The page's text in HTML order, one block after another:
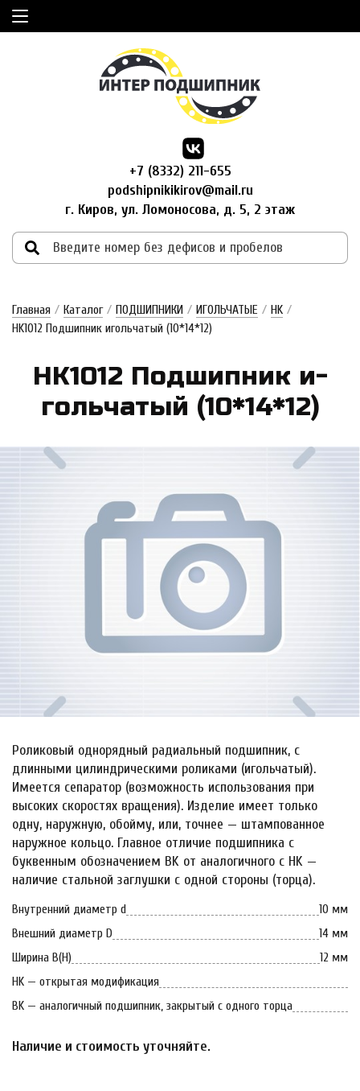
+7 (8332) 211-655
podshipnikikirov@mail.ru
г. Киров, ул. Ломоносова, д. 5, 2 этаж
Главная / Каталог / ПОДШИПНИКИ / ИГОЛЬЧАТЫЕ / HK /
HK1012 Подшипник игольчатый (10*14*12)
HK1012 Под­шипник и­
голь­ча­тый (10*14*12)
Роликовый однорядный радиальный подшипник, с
длинными цилиндрическими роликами (игольчатый).
Имеется сепаратор (возможность использования при
высоких скоростях вращения). Изделие имеет только
одну, наружную, обойму, или, точнее — штампованное
наружное кольцо. Главное отличие подшипника с
буквенным обозначением BK от аналогичного с HK —
наличие стальной заглушки с одной стороны (торца).
Внутренний диаметр d
10 мм
Внешний диаметр D
14 мм
Ширина B(H)
12 мм
HK — открытая модификация
BK — аналогичный подшипник, закрытый с одного торца
Наличие и стоимость уточняйте.